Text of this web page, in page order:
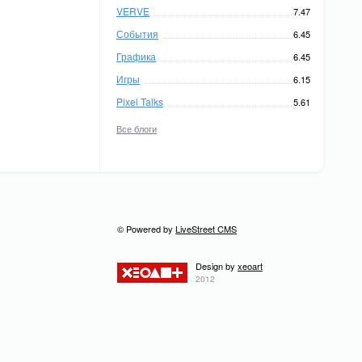
VERVE 7.47
События 6.45
Графика 6.45
Игры 6.15
Pixel Talks 5.61
Все блоги
© Powered by LiveStreet CMS
Design by xeoart
2012